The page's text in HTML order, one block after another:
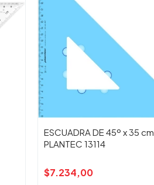
ESCUADRA DE 45º x 35 cm.
PLANTEC 13114
$7.234,00